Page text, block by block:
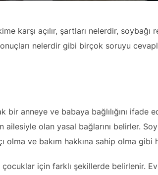
karşı açılır, şartları nelerdir, soybağı
nelerdir gibi birçok soruyu
anneye ve babaya bağlılığını ifade
olan yasal bağlarını belirler.
olma ve bakım hakkına sahip olma
çocuklar için farklı şekillerde belirlenir.